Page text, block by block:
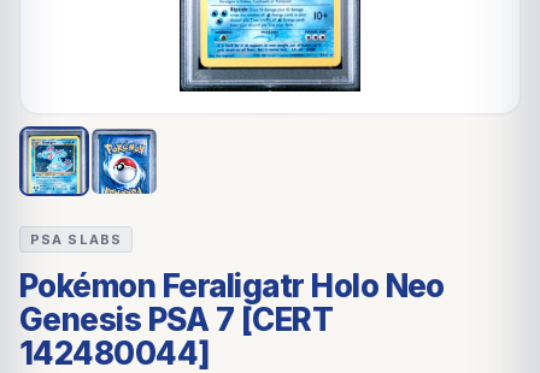
PSA SLABS
Pokémon Feraligatr Holo Neo
Genesis PSA 7 [CERT
142480044]